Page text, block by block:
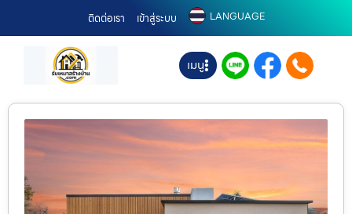
ติดต่อเรา เข้าสู่ระบบ LANGUAGE
เมนู